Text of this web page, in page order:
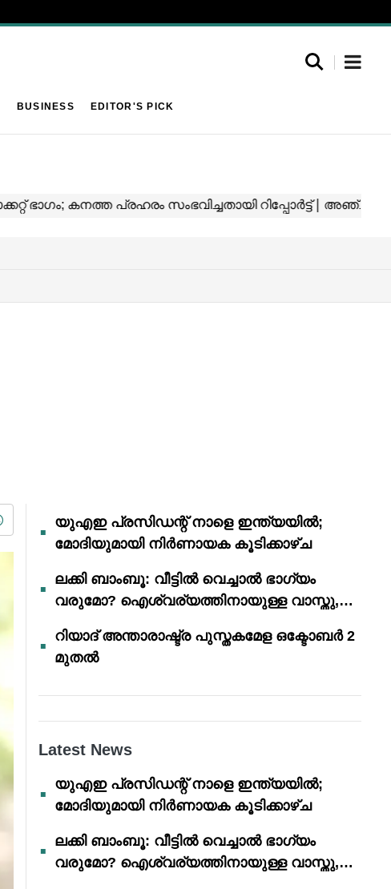
BUSINESS EDITOR'S PICK
യുഎഇ പ്രസിഡന്റ് നാളെ ഇന്ത്യയിൽ;
മോദിയുമായി നിർണായക കൂടിക്കാഴ്ച
ലക്കി ബാംബൂ: വീട്ടിൽ വെച്ചാൽ ഭാഗ്യം
വരുമോ? ഐശ്വര്യത്തിനായുള്ള വാസ്തു,
റിയാദ് അന്താരാഷ്ട്ര പുസ്തകമേള ഒക്ടോബർ 2
മുതൽ
Latest News
യുഎഇ പ്രസിഡന്റ് നാളെ ഇന്ത്യയിൽ;
മോദിയുമായി നിർണായക കൂടിക്കാഴ്ച
ലക്കി ബാംബൂ: വീട്ടിൽ വെച്ചാൽ ഭാഗ്യം
വരുമോ? ഐശ്വര്യത്തിനായുള്ള വാസ്തു,